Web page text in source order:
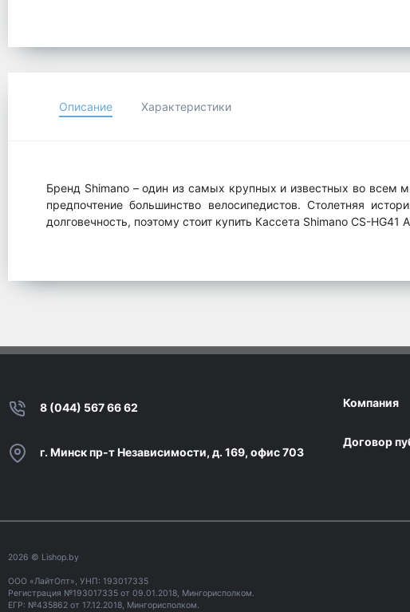
Описание Характеристики
Бренд Shimano – один из самых крупных и известных во всем
предпочтение большинство велосипедистов. Столетняя
долговечность, поэтому стоит купить Кассета Shimano CS-HG41
8 (044) 567 66 62
г. Минск пр-т Независимости, д. 169, офис 703
Компания
Договор
2026 © Lishop.by
ООО «ЛайтОпт», УНП: 193017335
Регистрация №193017335 от 09.01.2018, Мингорисполком.
ЕГР: №435862 от 17.12.2018, Мингорисполком.